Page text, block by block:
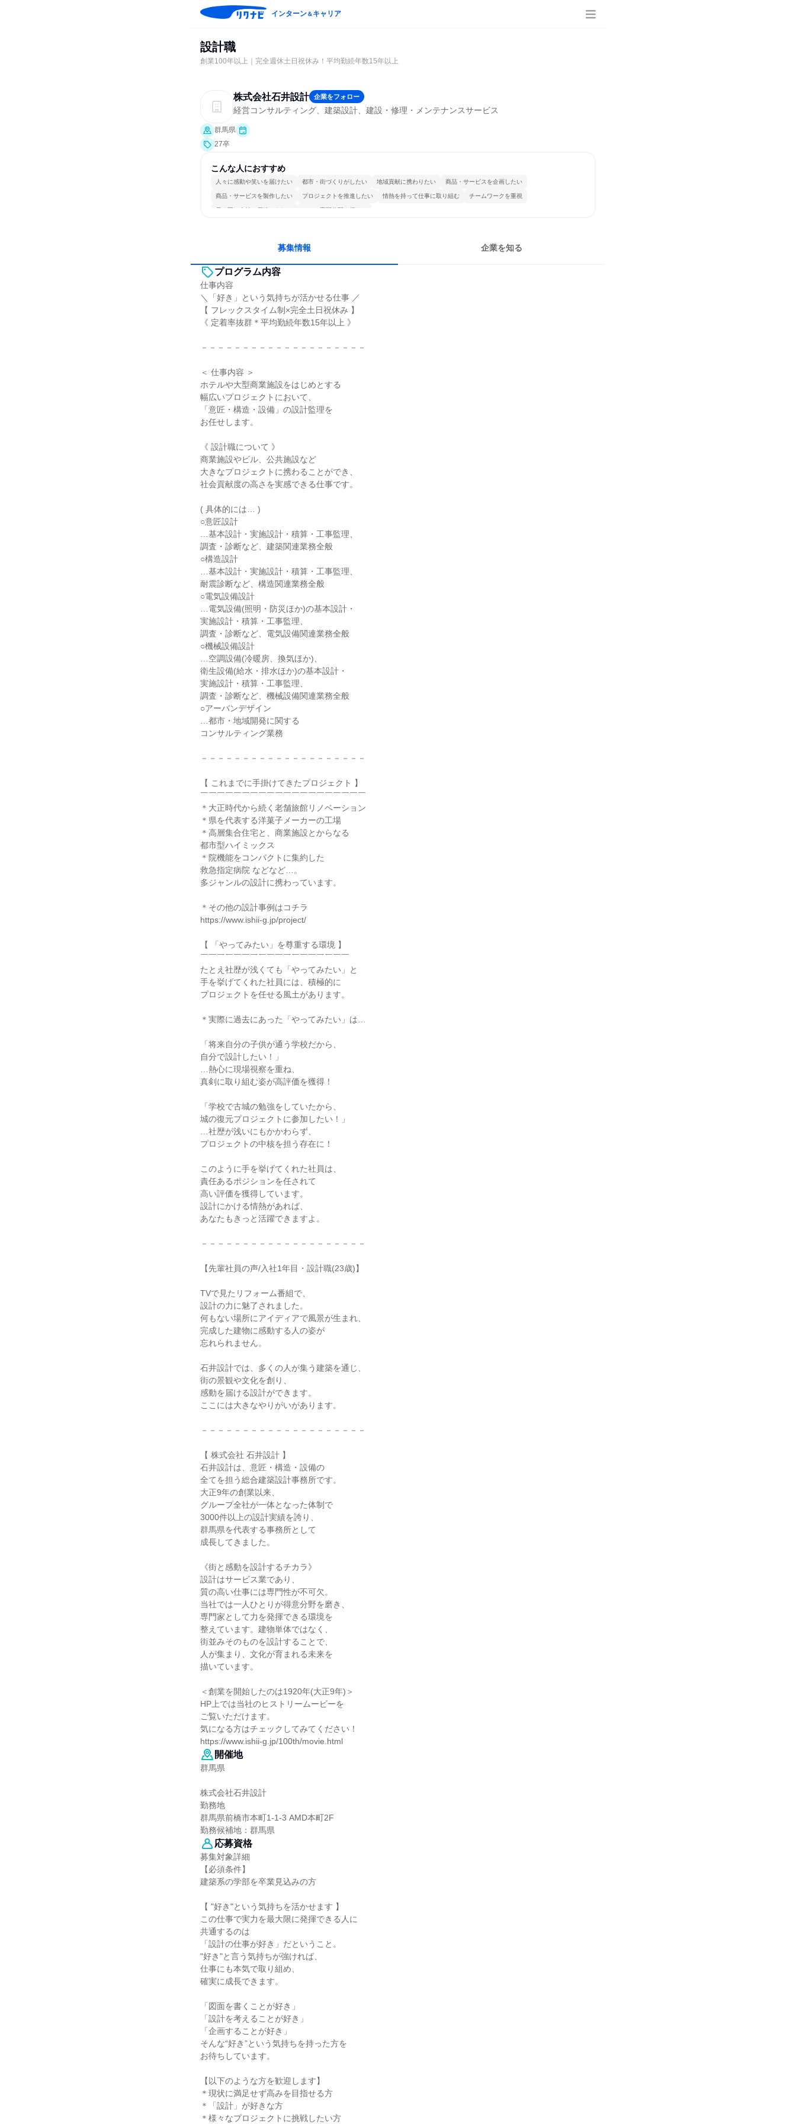
インターン＆キャリア
設計職
創業100年以上｜完全週休土日祝休み！平均勤続年数15年以上
株式会社石井設計 企業をフォロー
経営コンサルティング、建築設計、建設・修理・メンテナンスサービス
群馬県
27卒
こんな人におすすめ
人々に感動や笑いを届けたい 都市・街づくりがしたい 地域貢献に携わりたい 商品・サービスを企画したい
商品・サービスを製作したい プロジェクトを推進したい 情熱を持って仕事に取り組む チームワークを重視
長く同じ会社に居続けられる 一つの専門分野を極める
募集情報 企業を知る
プログラム内容
仕事内容
＼「好き」という気持ちが活かせる仕事 ／
【 フレックスタイム制×完全土日祝休み 】
《 定着率抜群＊平均勤続年数15年以上 》
－－－－－－－－－－－－－－－－－－－－
＜ 仕事内容 ＞
ホテルや大型商業施設をはじめとする
幅広いプロジェクトにおいて、
「意匠・構造・設備」の設計監理を
お任せします。
《 設計職について 》
商業施設やビル、公共施設など
大きなプロジェクトに携わることができ、
社会貢献度の高さを実感できる仕事です。
( 具体的には… )
○意匠設計
…基本設計・実施設計・積算・工事監理、
調査・診断など、建築関連業務全般
○構造設計
…基本設計・実施設計・積算・工事監理、
耐震診断など、構造関連業務全般
○電気設備設計
…電気設備(照明・防災ほか)の基本設計・
実施設計・積算・工事監理、
調査・診断など、電気設備関連業務全般
○機械設備設計
…空調設備(冷暖房、換気ほか)、
衛生設備(給水・排水ほか)の基本設計・
実施設計・積算・工事監理、
調査・診断など、機械設備関連業務全般
○アーバンデザイン
…都市・地域開発に関する
コンサルティング業務
－－－－－－－－－－－－－－－－－－－－
【 これまでに手掛けてきたプロジェクト 】
￣￣￣￣￣￣￣￣￣￣￣￣￣￣￣￣￣￣￣￣
＊大正時代から続く老舗旅館リノベーション
＊県を代表する洋菓子メーカーの工場
＊高層集合住宅と、商業施設とからなる
都市型ハイミックス
＊院機能をコンパクトに集約した
救急指定病院 などなど…。
多ジャンルの設計に携わっています。
＊その他の設計事例はコチラ
https://www.ishii-g.jp/project/
【 「やってみたい」を尊重する環境 】
￣￣￣￣￣￣￣￣￣￣￣￣￣￣￣￣￣￣
たとえ社歴が浅くても「やってみたい」と
手を挙げてくれた社員には、積極的に
プロジェクトを任せる風土があります。
＊実際に過去にあった「やってみたい」は…
「将来自分の子供が通う学校だから、
自分で設計したい！」
…熱心に現場視察を重ね、
真剣に取り組む姿が高評価を獲得！
「学校で古城の勉強をしていたから、
城の復元プロジェクトに参加したい！」
…社歴が浅いにもかかわらず、
プロジェクトの中核を担う存在に！
このように手を挙げてくれた社員は、
責任あるポジションを任されて
高い評価を獲得しています。
設計にかける情熱があれば、
あなたもきっと活躍できますよ。
－－－－－－－－－－－－－－－－－－－－
【先輩社員の声/入社1年目・設計職(23歳)】
TVで見たリフォーム番組で、
設計の力に魅了されました。
何もない場所にアイディアで風景が生まれ、
完成した建物に感動する人の姿が
忘れられません。
石井設計では、多くの人が集う建築を通じ、
街の景観や文化を創り、
感動を届ける設計ができます。
ここには大きなやりがいがあります。
－－－－－－－－－－－－－－－－－－－－
【 株式会社 石井設計 】
石井設計は、意匠・構造・設備の
全てを担う総合建築設計事務所です。
大正9年の創業以来、
グループ全社が一体となった体制で
3000件以上の設計実績を誇り、
群馬県を代表する事務所として
成長してきました。
《街と感動を設計するチカラ》
設計はサービス業であり、
質の高い仕事には専門性が不可欠。
当社では一人ひとりが得意分野を磨き、
専門家として力を発揮できる環境を
整えています。建物単体ではなく、
街並みそのものを設計することで、
人が集まり、文化が育まれる未来を
描いています。
＜創業を開始したのは1920年(大正9年)＞
HP上では当社のヒストリームービーを
ご覧いただけます。
気になる方はチェックしてみてください！
https://www.ishii-g.jp/100th/movie.html
開催地
群馬県
株式会社石井設計
勤務地
群馬県前橋市本町1-1-3 AMD本町2F
勤務候補地：群馬県
応募資格
募集対象詳細
【必須条件】
建築系の学部を卒業見込みの方
【 "好き"という気持ちを活かせます 】
この仕事で実力を最大限に発揮できる人に
共通するのは
「設計の仕事が好き」だということ。
"好き"と言う気持ちが強ければ、
仕事にも本気で取り組め、
確実に成長できます。
「図面を書くことが好き」
「設計を考えることが好き」
「企画することが好き」
そんな“好き”という気持ちを持った方を
お待ちしています。
【以下のような方を歓迎します】
＊現状に満足せず高みを目指せる方
＊「設計」が好きな方
＊様々なプロジェクトに挑戦したい方